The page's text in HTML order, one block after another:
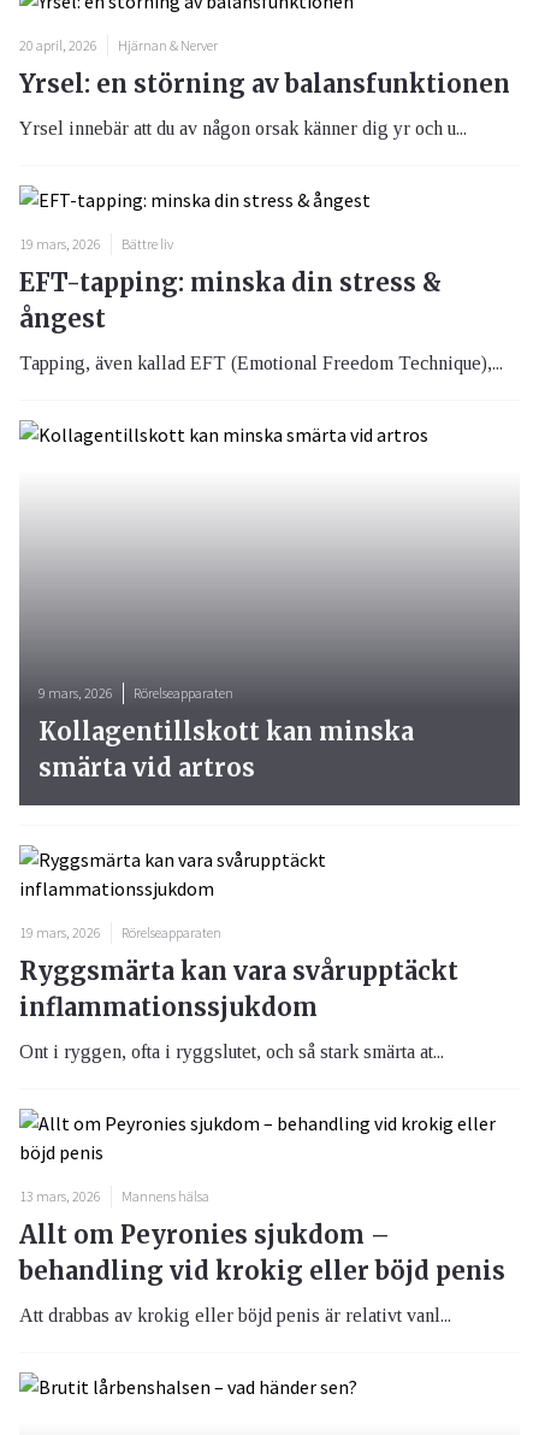
20 april, 2026 Hjärnan & Nerver
Yrsel: en störning av balansfunktionen
Yrsel innebär att du av någon orsak känner dig yr och u...
19 mars, 2026 Bättre liv
EFT-tapping: minska din stress &
ångest
Tapping, även kallad EFT (Emotional Freedom Technique),...
19 mars, 2026 Rörelseapparaten
Ryggsmärta kan vara svårupptäckt
inflammationssjukdom
Ont i ryggen, ofta i ryggslutet, och så stark smärta at...
13 mars, 2026 Mannens hälsa
Allt om Peyronies sjukdom –
behandling vid krokig eller böjd penis
Att drabbas av krokig eller böjd penis är relativt vanl...
9 mars, 2026 Rörelseapparaten
Kollagentillskott kan minska
smärta vid artros